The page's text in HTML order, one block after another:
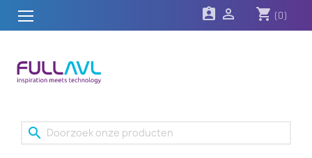
shopping_cart (0)
assignment_ind 
search